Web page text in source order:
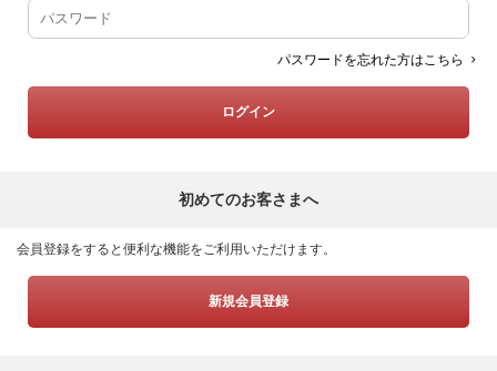
パスワードを忘れた方はこちら
初めてのお客さまへ
会員登録をすると便利な機能をご利用いただけます。
新規会員登録